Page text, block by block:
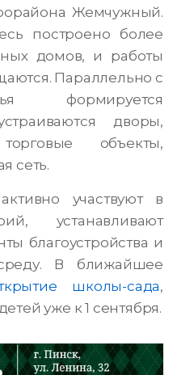
Жемчужный.
построено более
домов, и работы
Параллельно с
формируется
дворы,
объекты,
сеть.
участвуют в
устанавливают
благоустройства и
В ближайшее
школы-сада,
уже к 1 сентября.